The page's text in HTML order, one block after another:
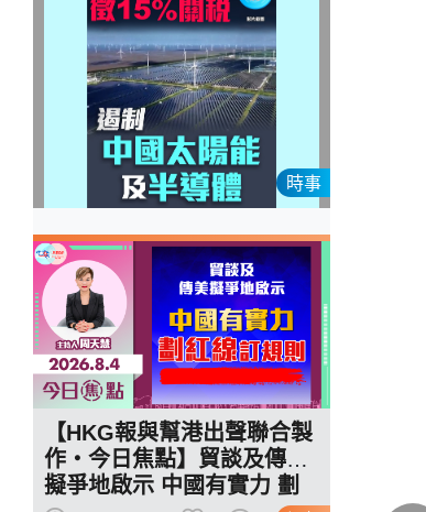
時事
【HKG報與幫港出聲聯合製
作‧今日焦點】貿談及傳美
擬爭地啟示 中國有實力 劃